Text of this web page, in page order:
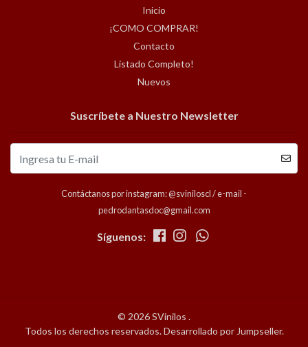
Inicio
¡COMO COMPRAR!
Contacto
Listado Completo!
Nuevos
Suscríbete a Nuestro Newsletter
Contáctanos por instagram: @sviniloscl / e-mail -
pedrodantasdoc@gmail.com
Síguenos:
© 2026 SVinilos .
Todos los derechos reservados.Desarrollado por Jumpseller.